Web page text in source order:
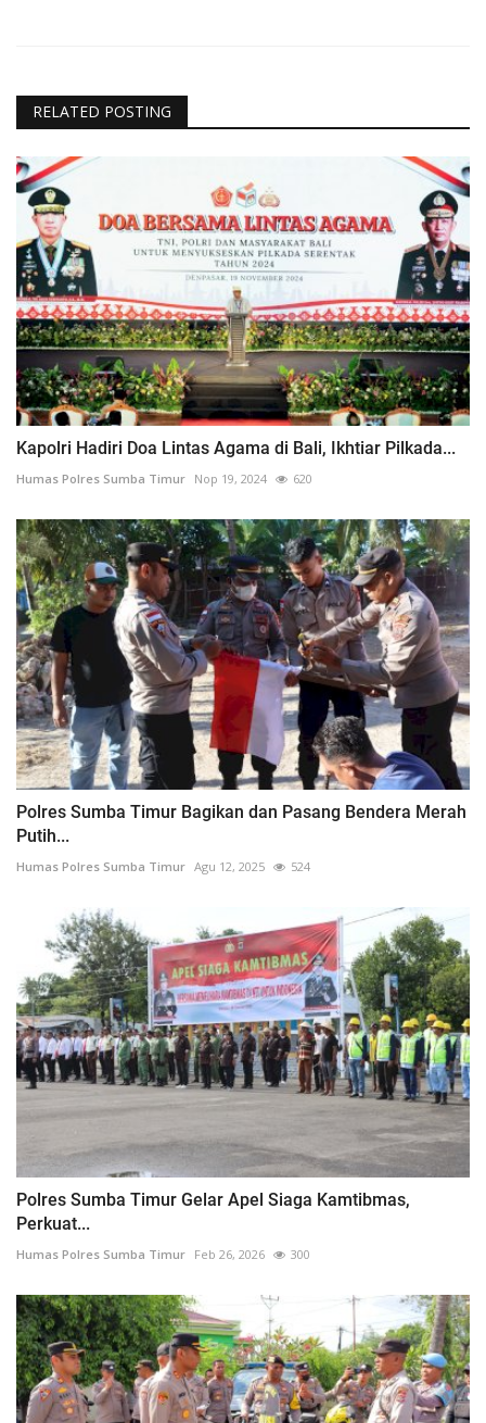
RELATED POSTING
Kapolri Hadiri Doa Lintas Agama di Bali, Ikhtiar Pilkada...
Humas Polres Sumba Timur Nop 19, 2024 620
Polres Sumba Timur Bagikan dan Pasang Bendera Merah
Putih...
Humas Polres Sumba Timur Agu 12, 2025 524
Polres Sumba Timur Gelar Apel Siaga Kamtibmas,
Perkuat...
Humas Polres Sumba Timur Feb 26, 2026 300